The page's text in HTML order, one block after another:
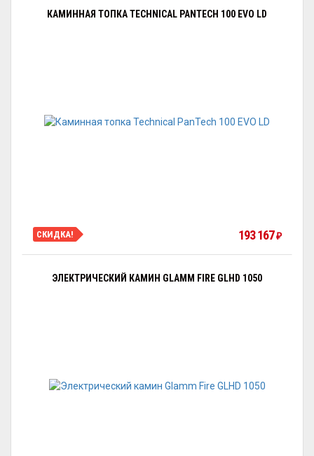
КАМИННАЯ ТОПКА TECHNICAL PANTECH 100 EVO LD
СКИДКА! 193 167₽
ЭЛЕКТРИЧЕСКИЙ КАМИН GLAMM FIRE GLHD 1050